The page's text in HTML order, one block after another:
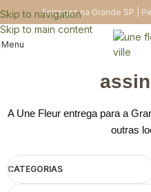
Skip to navigation
Skip to main content
Entregas na Grande SP |
Menu
A Une Fleur entrega para a
outras
CATEGORIAS